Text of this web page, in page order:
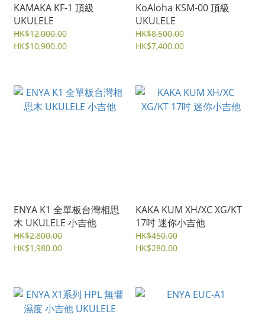
KAMAKA KF-1 頂級
UKULELE
HK$12,000.00
HK$10,900.00
KoAloha KSM-00 頂級
UKULELE
HK$8,500.00
HK$7,400.00
ENYA K1 全單板台灣相思
木 UKULELE 小吉他
HK$2,800.00
HK$1,980.00
KAKA KUM XH/XC XG/KT
17吋 迷你小吉他
HK$450.00
HK$280.00